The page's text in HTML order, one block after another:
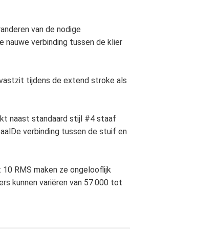
van de nodige
nauwe verbinding tussen de klier
tijdens de extend stroke als
naast standaard stijl #4 staaf
verbinding tussen de stuif en
RMS maken ze ongelooflijk
kunnen variëren van 57.000 tot